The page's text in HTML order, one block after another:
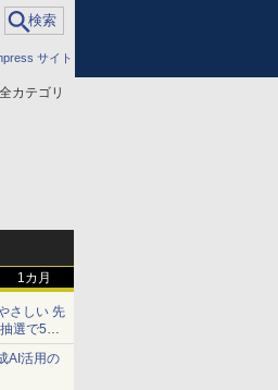
サイト
全カテゴリ
1カ月
さしい 先
選で5名
年8月12
AI活用の